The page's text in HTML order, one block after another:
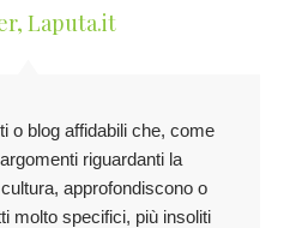
, Laputa.it
o blog affidabili che, come
riguardanti la
approfondiscono o
molto specifici, più insoliti